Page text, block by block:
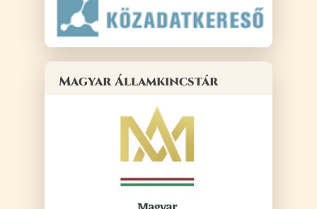
Magyar Államkincstár